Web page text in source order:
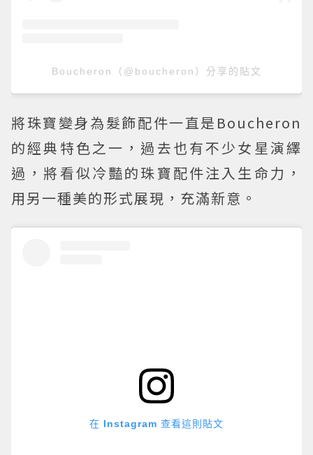
Boucheron（@boucheron）分享的貼文
將珠寶變身為髮飾配件一直是Boucheron
的經典特色之一，過去也有不少女星演繹
過，將看似冷豔的珠寶配件注入生命力，
用另一種美的形式展現，充滿新意。
在 Instagram 查看這則貼文